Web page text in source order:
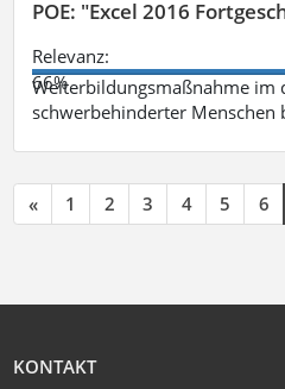
POE: "Excel 2016
Relevanz:
66%
Weiterbildungsmaßnahme im
schwerbehinderter Menschen
« 1 2 3 4 5 6
KONTAKT